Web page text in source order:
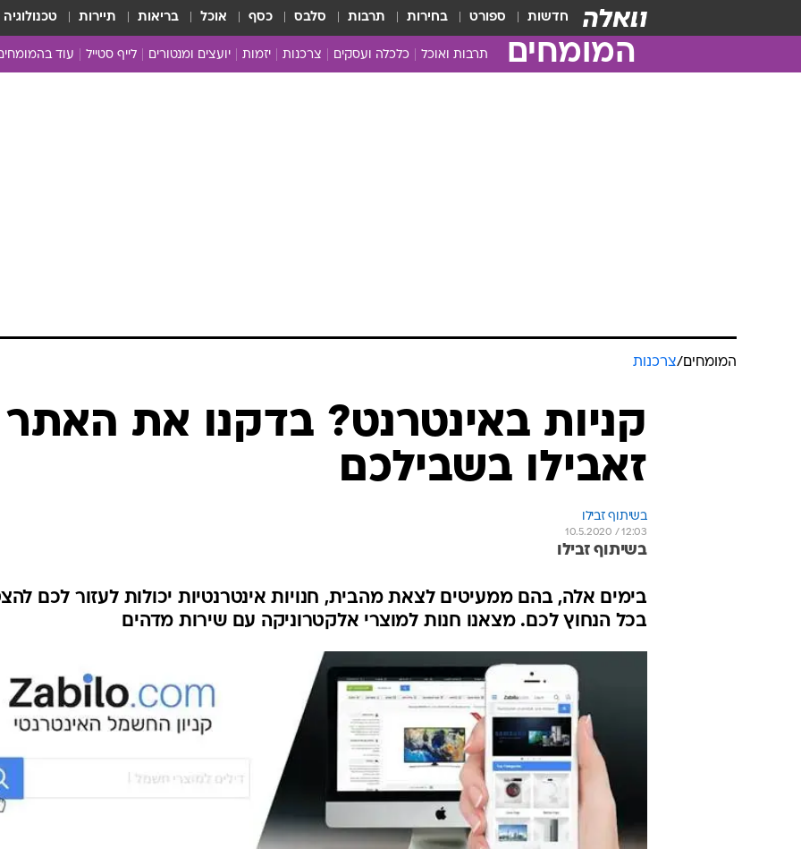
חדשות ספורט בחירות תרבות סלבס כסף אוכל בריאות תיירות טכנולוגיה
המומחים תרבות ואוכל כלכלה ועסקים צרכנות יזמות יועצים ומנטורים לייף סטייל עוד
המומחים/צרכנות
קניות באינטרנט? בדקנו את האתר
זאבילו בשבילכם
בשיתוף זבילו
10.5.2020 / 12:03
בשיתוף זבילו
בימים אלה, בהם ממעיטים לצאת מהבית, חנויות אינטרנטיות יכולות לעזור לכם
בכל הנחוץ לכם. מצאנו חנות למוצרי אלקטרוניקה עם שירות מדהים